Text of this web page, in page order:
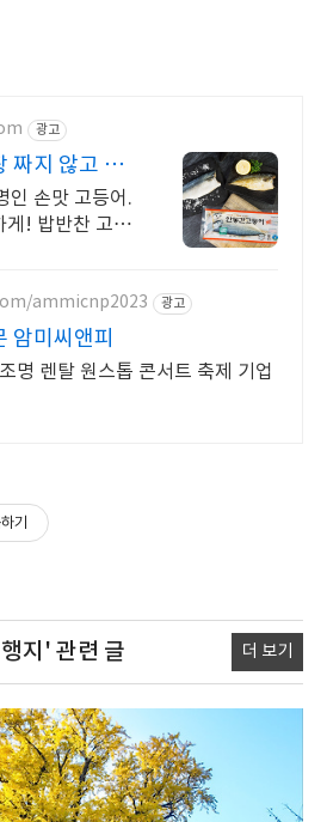
광고
짜지 않고 고
인 손맛 고등어.
게! 밥반찬 고민
ammicnp2023 광고
암미씨앤피
명 렌탈 원스톱 콘서트 축제 기업
기
지' 관련 글 더 보기